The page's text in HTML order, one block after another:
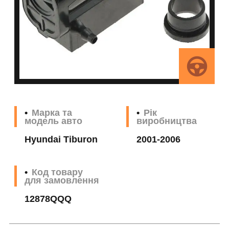
Марка та
модель авто
Hyundai Tiburon
Рік
виробництва
2001-2006
Код товару
для замовлення
12878QQQ